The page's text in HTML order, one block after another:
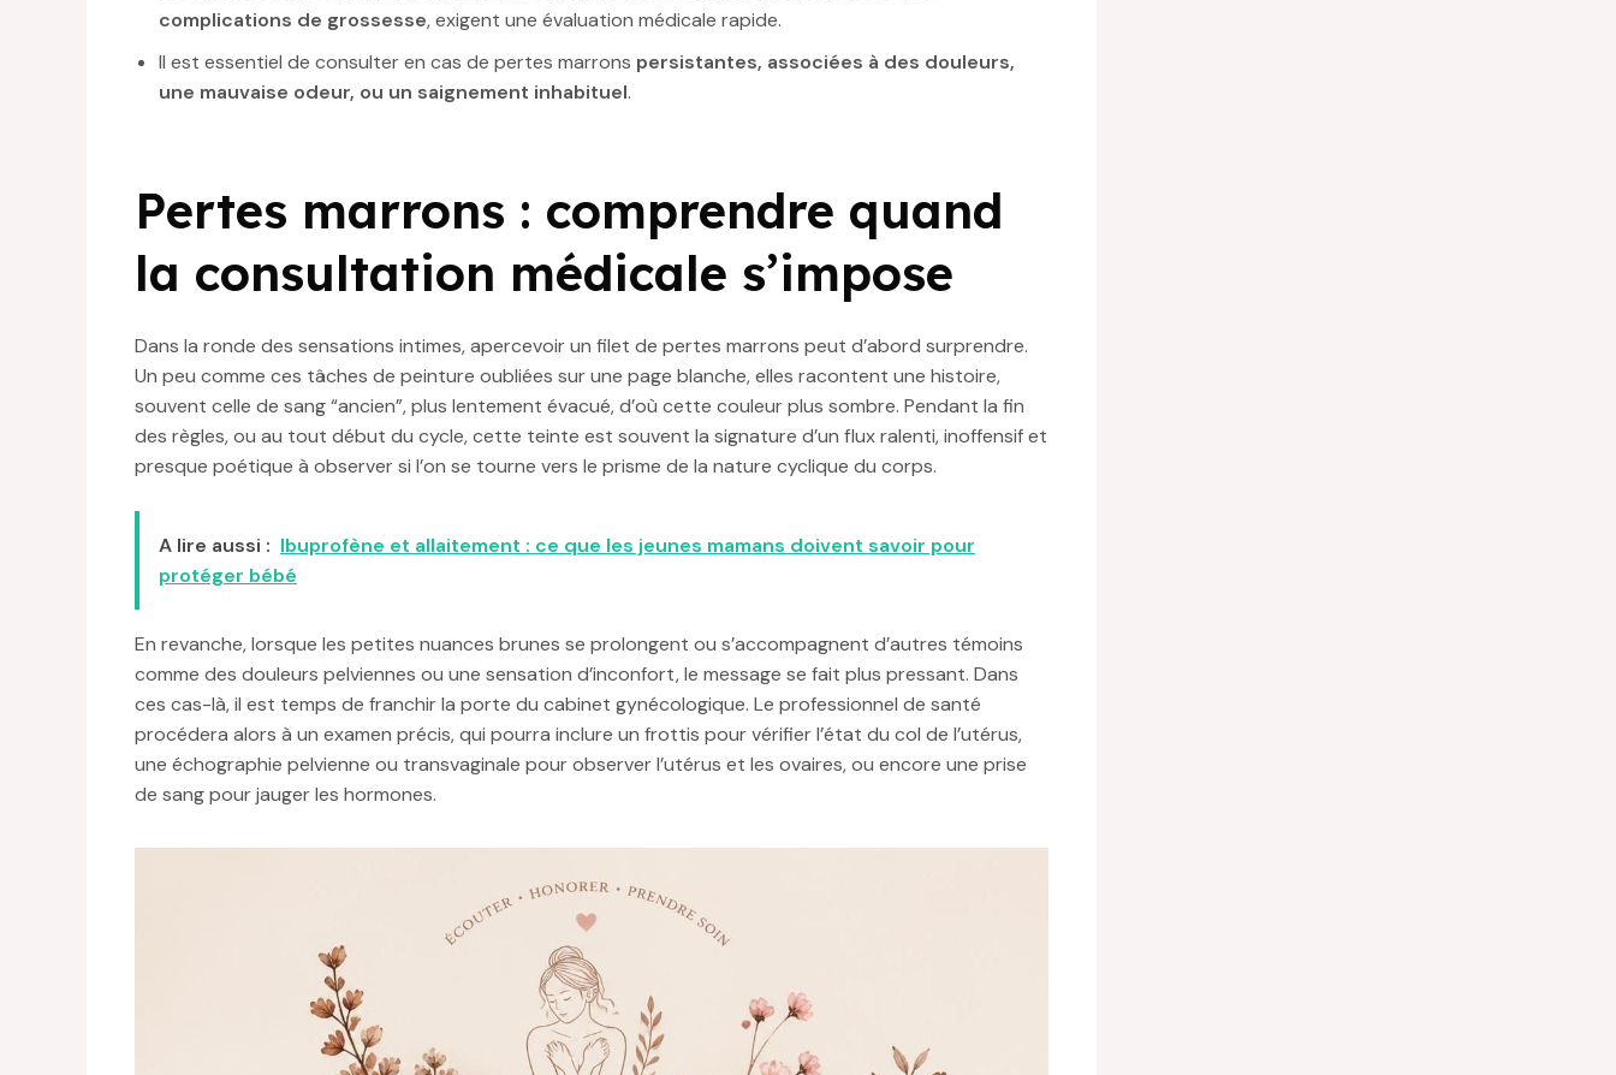
complications de grossesse, exigent une évaluation médicale rapide.
Il est essentiel de consulter en cas de pertes marrons persistantes, associées à des douleurs,
une mauvaise odeur, ou un saignement inhabituel.
Pertes marrons : comprendre quand
la consultation médicale s’impose
Dans la ronde des sensations intimes, apercevoir un filet de pertes marrons peut d’abord surprendre.
Un peu comme ces tâches de peinture oubliées sur une page blanche, elles racontent une histoire,
souvent celle de sang “ancien”, plus lentement évacué, d’où cette couleur plus sombre. Pendant la fin
des règles, ou au tout début du cycle, cette teinte est souvent la signature d’un flux ralenti, inoffensif et
presque poétique à observer si l’on se tourne vers le prisme de la nature cyclique du corps.
A lire aussi : Ibuprofène et allaitement : ce que les jeunes mamans doivent savoir pour
protéger bébé
En revanche, lorsque les petites nuances brunes se prolongent ou s’accompagnent d’autres témoins
comme des douleurs pelviennes ou une sensation d’inconfort, le message se fait plus pressant. Dans
ces cas-là, il est temps de franchir la porte du cabinet gynécologique. Le professionnel de santé
procédera alors à un examen précis, qui pourra inclure un frottis pour vérifier l’état du col de l’utérus,
une échographie pelvienne ou transvaginale pour observer l’utérus et les ovaires, ou encore une prise
de sang pour jauger les hormones.